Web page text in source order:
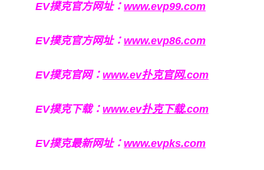
EV撲克官方网址： www.evp99.com
EV撲克官方网址： www.evp86.com
EV撲克官网： www.ev扑克官网.com
EV撲克下载： www.ev扑克下载.com
EV撲克最新网址： www.evpks.com